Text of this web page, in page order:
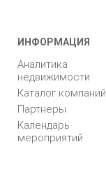
ИНФОРМАЦИЯ
Аналитика
недвижимости
Каталог компаний
Партнеры
Календарь
мероприятий